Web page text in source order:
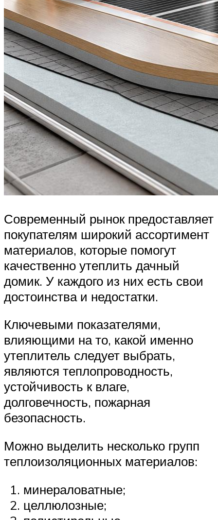
Современный рынок предоставляет
покупателям широкий ассортимент
материалов, которые помогут
качественно утеплить дачный
домик. У каждого из них есть свои
достоинства и недостатки.
Ключевыми показателями,
влияющими на то, какой именно
утеплитель следует выбрать,
являются теплопроводность,
устойчивость к влаге,
долговечность, пожарная
безопасность.
Можно выделить несколько групп
теплоизоляционных материалов:
минераловатные;
целлюлозные;